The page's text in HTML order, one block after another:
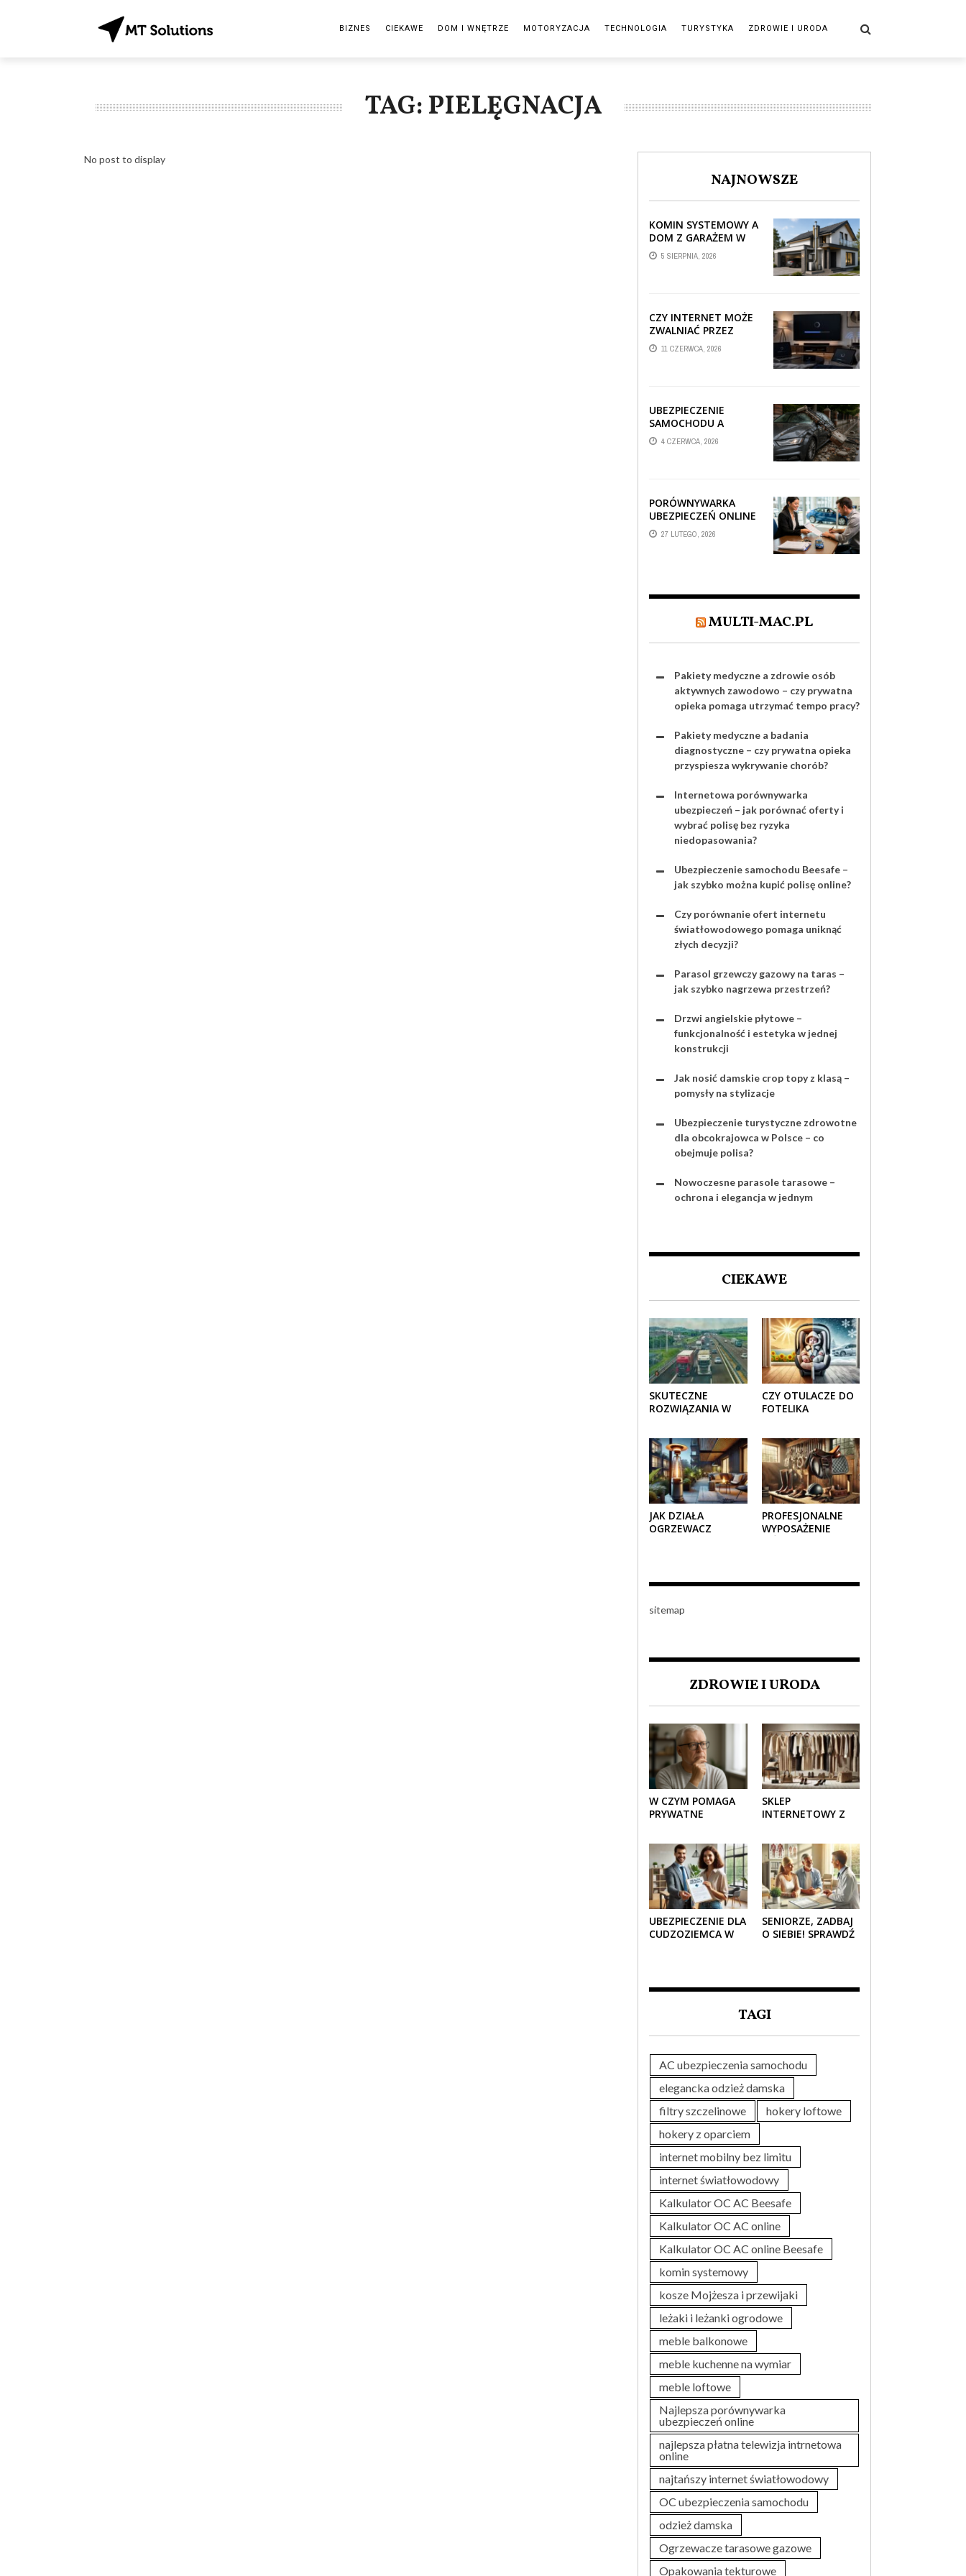
BIZNES CIEKAWE DOM I WNĘTRZE MOTORYZACJA TECHNOLOGIA TURYSTYKA ZDROWIE I URODA
TAG: PIELĘGNACJA
No post to display
NAJNOWSZE
KOMIN SYSTEMOWY A
DOM Z GARAŻEM W
BRYLE – JAK STREFA
TECHNICZNA WPŁYWA
5 SIERPNIA, 2026
CZY INTERNET MOŻE
ZWALNIAĆ PRZEZ
AUTOMATYCZNE
AKTUALIZACJE
11 CZERWCA, 2026
UBEZPIECZENIE
SAMOCHODU A
SZKODA PO
USZKODZENIU AUTA
4 CZERWCA, 2026
PORÓWNYWARKA
UBEZPIECZEŃ ONLINE
– JAK WYBRAĆ POLISĘ,
KTÓRA REALNIE
27 LUTEGO, 2026
MULTI-MAC.PL
Pakiety medyczne a zdrowie osób
aktywnych zawodowo – czy prywatna
opieka pomaga utrzymać tempo pracy?
Pakiety medyczne a badania
diagnostyczne – czy prywatna opieka
przyspiesza wykrywanie chorób?
Internetowa porównywarka
ubezpieczeń – jak porównać oferty i
wybrać polisę bez ryzyka
niedopasowania?
Ubezpieczenie samochodu Beesafe –
jak szybko można kupić polisę online?
Czy porównanie ofert internetu
światłowodowego pomaga uniknąć
złych decyzji?
Parasol grzewczy gazowy na taras –
jak szybko nagrzewa przestrzeń?
Drzwi angielskie płytowe –
funkcjonalność i estetyka w jednej
konstrukcji
Jak nosić damskie crop topy z klasą –
pomysły na stylizacje
Ubezpieczenie turystyczne zdrowotne
dla obcokrajowca w Polsce – co
obejmuje polisa?
Nowoczesne parasole tarasowe –
ochrona i elegancja w jednym
CIEKAWE
SKUTECZNE
ROZWIĄZANIA W
DREWNIANE I
TEKTUROWE
CZY OTULACZE DO
FOTELIKA
LATEM I ZIMĄ?
JAK DZIAŁA
OGRZEWACZ
PROFESJONALNE
WYPOSAŻENIE
sitemap
ZDROWIE I URODA
W CZYM POMAGA
PRYWATNE
SENIOROM?
SKLEP
INTERNETOWY Z
KLASYKA, SZYK I
NOWOCZESNOŚĆ
UBEZPIECZENIE DLA
CUDZOZIEMCA W
SENIORZE, ZADBAJ
O SIEBIE! SPRAWDŹ
TAGI
AC ubezpieczenia samochodu
elegancka odzież damska
filtry szczelinowe
hokery loftowe
hokery z oparciem
internet mobilny bez limitu
internet światłowodowy
Kalkulator OC AC Beesafe
Kalkulator OC AC online
Kalkulator OC AC online Beesafe
komin systemowy
kosze Mojżesza i przewijaki
leżaki i leżanki ogrodowe
meble balkonowe
meble kuchenne na wymiar
meble loftowe
Najlepsza porównywarka
ubezpieczeń online
najlepsza płatna telewizja intrnetowa
online
najtańszy internet światłowodowy
OC ubezpieczenia samochodu
odzież damska
Ogrzewacze tarasowe gazowe
Opakowania tekturowe